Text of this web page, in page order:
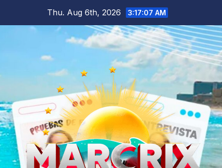
Thu. Aug 6th, 2026 3:17:08 AM